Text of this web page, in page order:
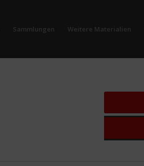
Sammlungen Weitere Materialien